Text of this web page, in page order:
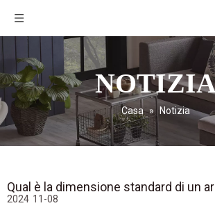
Casa » Notizia
Qual è la dimensione standard di un
2024 11-08